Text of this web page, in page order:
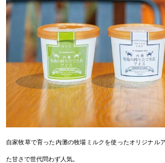
自家牧草で育った内灘の牧場ミルクを使ったオリジナル
た甘さで世代問わず人気。